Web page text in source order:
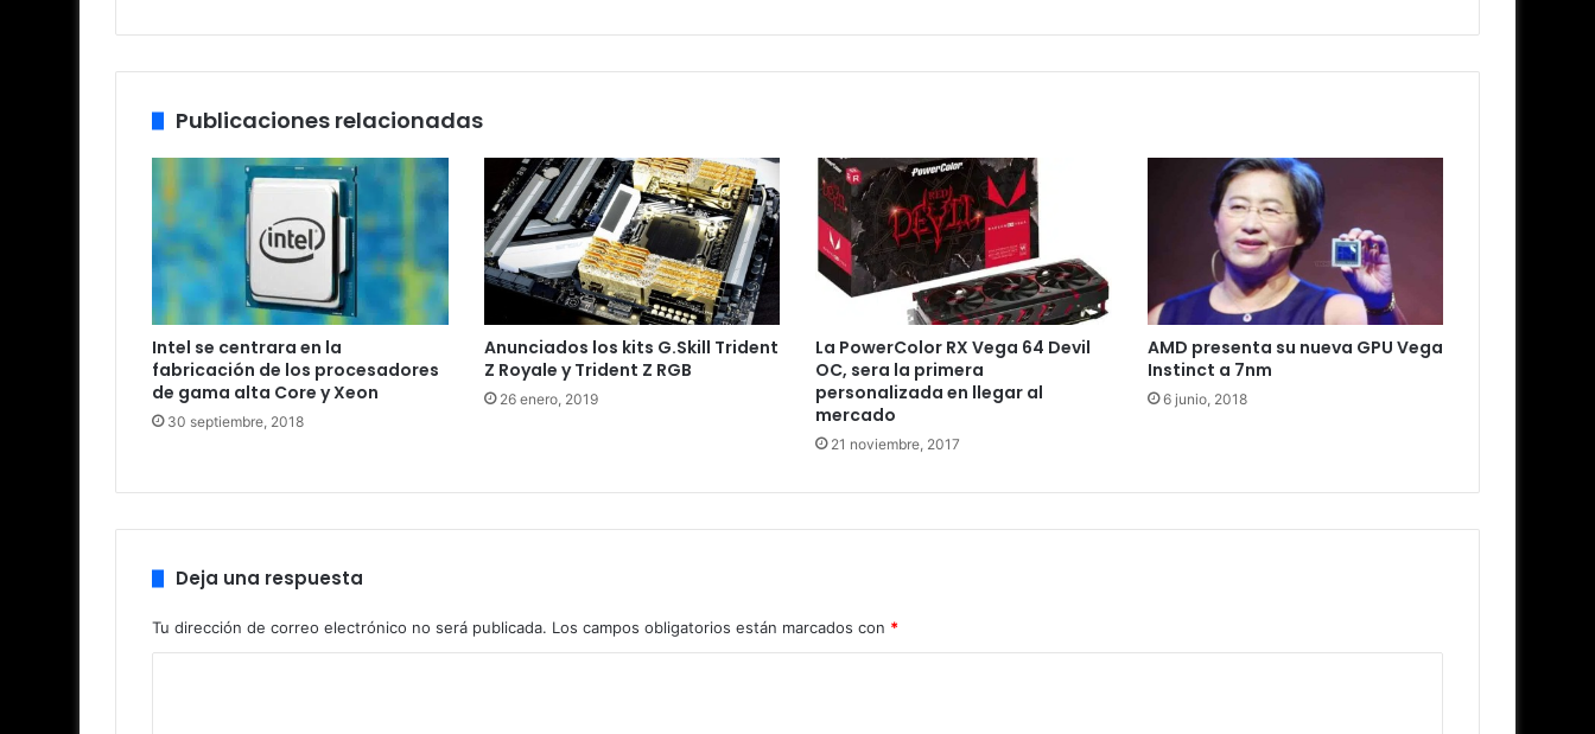
Publicaciones relacionadas
Intel se centrara en la
fabricación de los procesadores
de gama alta Core y Xeon
30 septiembre, 2018
Anunciados los kits G.Skill Trident
Z Royale y Trident Z RGB
26 enero, 2019
La PowerColor RX Vega 64 Devil
OC, sera la primera
personalizada en llegar al
mercado
21 noviembre, 2017
AMD presenta su nueva GPU Vega
Instinct a 7nm
6 junio, 2018
Deja una respuesta
Tu dirección de correo electrónico no será publicada. Los campos obligatorios están marcados con *